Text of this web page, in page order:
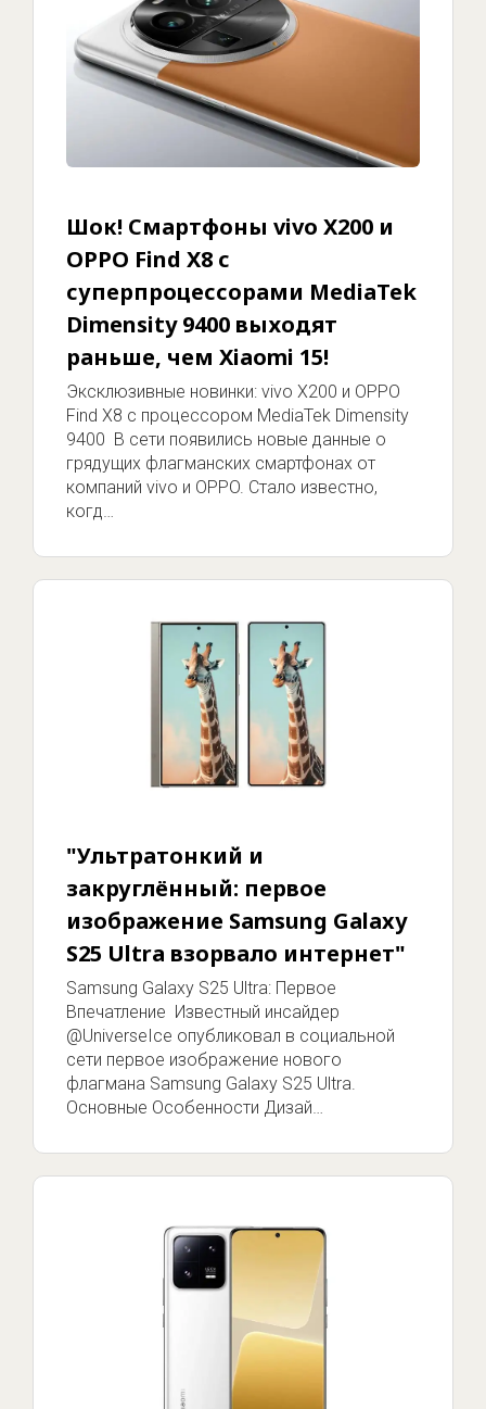
Шок! Смартфоны vivo X200 и
OPPO Find X8 с
суперпроцессорами MediaTek
Dimensity 9400 выходят
раньше, чем Xiaomi 15!
Эксклюзивные новинки: vivo X200 и OPPO
Find X8 с процессором MediaTek Dimensity
9400 В сети появились новые данные о
грядущих флагманских смартфонах от
компаний vivo и OPPO. Стало известно,
когд…
"Ультратонкий и
закруглённый: первое
изображение Samsung Galaxy
S25 Ultra взорвало интернет"
Samsung Galaxy S25 Ultra: Первое
Впечатление Известный инсайдер
@UniverseIce опубликовал в социальной
сети первое изображение нового
флагмана Samsung Galaxy S25 Ultra.
Основные Особенности Дизай…